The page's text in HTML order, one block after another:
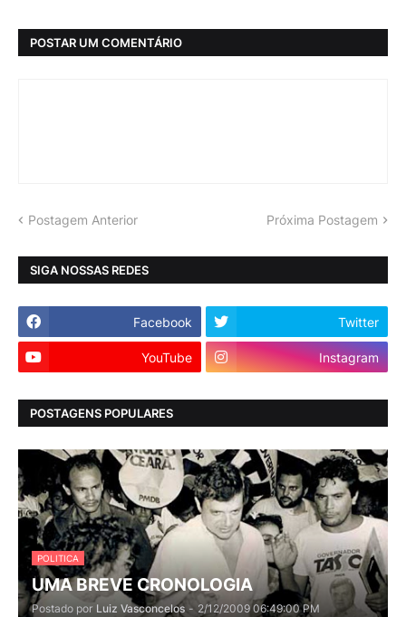
POSTAR UM COMENTÁRIO
Postagem Anterior Próxima Postagem
SIGA NOSSAS REDES
Facebook Twitter
YouTube Instagram
POSTAGENS POPULARES
POLITICA
UMA BREVE CRONOLOGIA
Postado por Luiz Vasconcelos - 2/12/2009 06:49:00 PM